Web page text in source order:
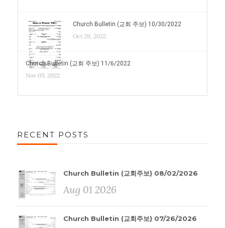
Church Bulletin (교회 주보) 10/30/2022
Oct 29, 2022
Church Bulletin (교회 주보) 11/6/2022
Nov 05, 2022
RECENT POSTS
Church Bulletin (교회주보) 08/02/2026
Aug 01 2026
Church Bulletin (교회주보) 07/26/2026